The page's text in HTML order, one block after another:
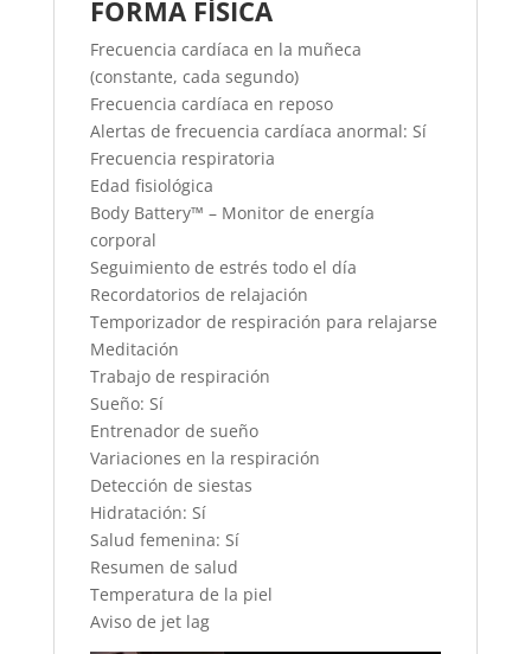
FORMA FÍSICA
Frecuencia cardíaca en la muñeca
(constante, cada segundo)
Frecuencia cardíaca en reposo
Alertas de frecuencia cardíaca anormal: Sí
Frecuencia respiratoria
Edad fisiológica
Body Battery™ – Monitor de energía
corporal
Seguimiento de estrés todo el día
Recordatorios de relajación
Temporizador de respiración para relajarse
Meditación
Trabajo de respiración
Sueño: Sí
Entrenador de sueño
Variaciones en la respiración
Detección de siestas
Hidratación: Sí
Salud femenina: Sí
Resumen de salud
Temperatura de la piel
Aviso de jet lag